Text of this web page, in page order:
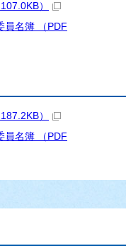
）
名簿 （PDF
）
名簿 （PDF